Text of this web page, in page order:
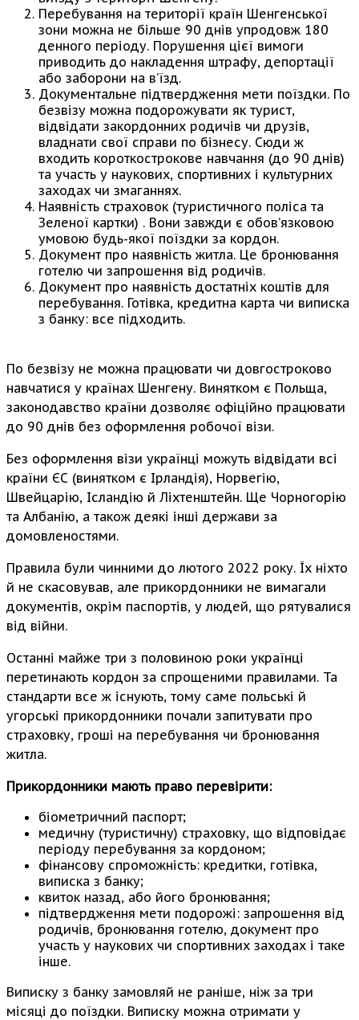
Перебування на території країн Шенгенської
зони можна не більше 90 днів упродовж 180
денного періоду. Порушення цієї вимоги
приводить до накладення штрафу, депортації
або заборони на в’їзд.
Документальне підтвердження мети поїздки. По
безвізу можна подорожувати як турист,
відвідати закордонних родичів чи друзів,
владнати свої справи по бізнесу. Сюди ж
входить короткострокове навчання (до 90 днів)
та участь у наукових, спортивних і культурних
заходах чи змаганнях.
Наявність страховок (туристичного поліса та
Зеленої картки) . Вони завжди є обов’язковою
умовою будь-якої поїздки за кордон.
Документ про наявність житла. Це бронювання
готелю чи запрошення від родичів.
Документ про наявність достатніх коштів для
перебування. Готівка, кредитна карта чи виписка
з банку: все підходить.
По безвізу не можна працювати чи довгостроково
навчатися у країнах Шенгену. Винятком є Польща,
законодавство країни дозволяє офіційно працювати
до 90 днів без оформлення робочої візи.
Без оформлення візи українці можуть відвідати всі
країни ЄС (винятком є Ірландія), Норвегію,
Швейцарію, Ісландію й Ліхтенштейн. Ще Чорногорію
та Албанію, а також деякі інші держави за
домовленостями.
Правила були чинними до лютого 2022 року. Їх ніхто
й не скасовував, але прикордонники не вимагали
документів, окрім паспортів, у людей, що рятувалися
від війни.
Останні майже три з половиною роки українці
перетинають кордон за спрощеними правилами. Та
стандарти все ж існують, тому саме польські й
угорські прикордонники почали запитувати про
страховку, гроші на перебування чи бронювання
житла.
Прикордонники мають право перевірити:
біометричний паспорт;
медичну (туристичну) страховку, що відповідає
періоду перебування за кордоном;
фінансову спроможність: кредитки, готівка,
виписка з банку;
квиток назад, або його бронювання;
підтвердження мети подорожі: запрошення від
родичів, бронювання готелю, документ про
участь у наукових чи спортивних заходах і таке
інше.
Виписку з банку замовляй не раніше, ніж за три
місяці до поїздки. Виписку можна отримати у